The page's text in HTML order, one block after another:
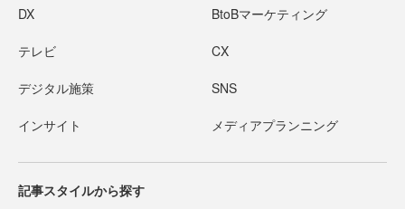
DX BtoBマーケティング
テレビ CX
デジタル施策 SNS
インサイト メディアプランニング
記事スタイルから探す